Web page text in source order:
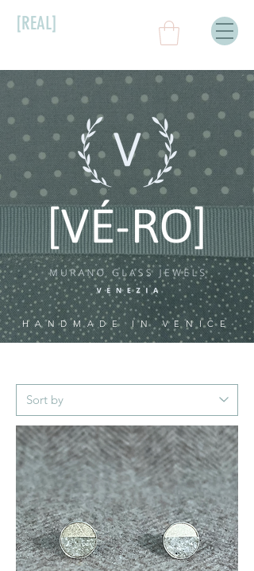
[REAL]
HANDMADE IN VENICE